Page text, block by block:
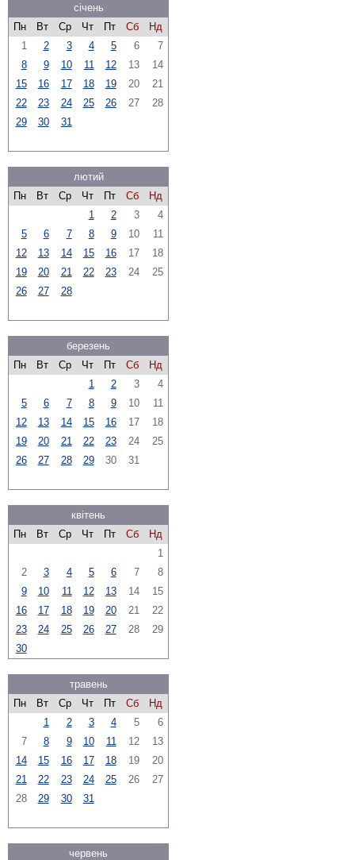
січень
Пн
Вт Ср Чт Пт Сб
Нд
1
2 3 4 5 6
7
8
9 10 11 12 13
14
15
16 17 18 19 20
21
22
23 24 25 26 27
28
29
30 31
лютий
Пн
Вт Ср Чт Пт Сб
Нд
1
2 3
4
5
6 7 8 9 10
11
12
13 14 15 16 17
18
19
20 21 22 23 24
25
26
27 28
березень
Пн
Вт Ср Чт Пт Сб
Нд
1
2 3
4
5
6 7 8 9 10
11
12
13 14 15 16 17
18
19
20 21 22 23 24
25
26
27 28 29 30 31
квітень
Пн
Вт Ср Чт Пт Сб
Нд
1
2
3 4 5 6 7
8
9
10 11 12 13 14
15
16
17 18 19 20 21
22
23
24 25 26 27 28
29
30
травень
Пн
Вт Ср Чт Пт Сб
Нд
1
2 3 4 5
6
7
8 9 10 11 12
13
14
15 16 17 18 19
20
21
22 23 24 25 26
27
28
29 30 31
червень